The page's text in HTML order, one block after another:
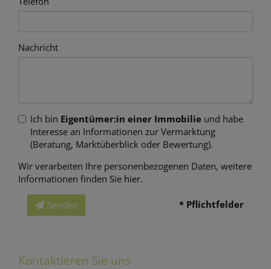
Nachricht
Ich bin Eigentümer:in einer Immobilie und habe
Interesse an Informationen zur Vermarktung
(Beratung, Marktüberblick oder Bewertung).
Wir verarbeiten Ihre personenbezogenen Daten, weitere
Informationen finden Sie hier.
Senden * Pflichtfelder
Kontaktieren Sie uns